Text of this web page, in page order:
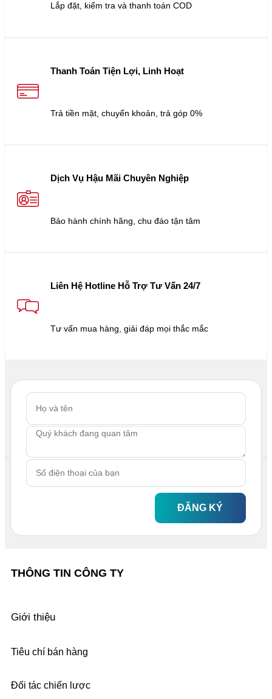
Lắp đặt, kiểm tra và thanh toán COD
Thanh Toán Tiện Lợi, Linh Hoạt
Trả tiền mặt, chuyển khoản, trả góp 0%
Dịch Vụ Hậu Mãi Chuyên Nghiệp
Bảo hành chính hãng, chu đáo tận tâm
Liên Hệ Hotline Hỗ Trợ Tư Vấn 24/7
Tư vấn mua hàng, giải đáp mọi thắc mắc
ĐĂNG KÝ
THÔNG TIN CÔNG TY
Giới thiệu
Tiêu chí bán hàng
Đối tác chiến lược